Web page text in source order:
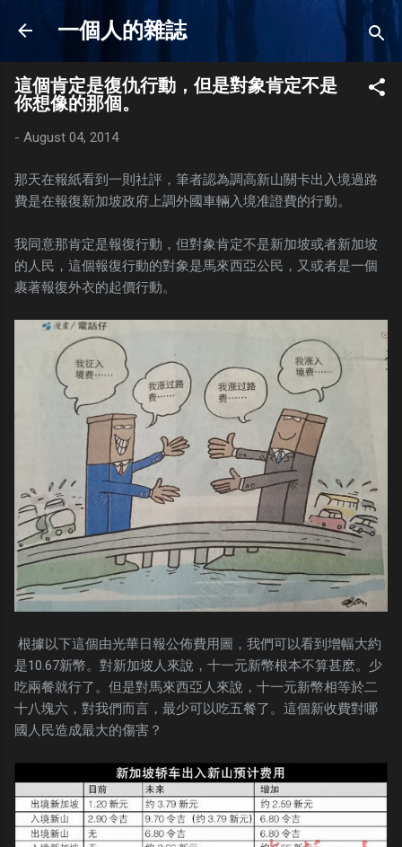
Skip to main content
一個人的雜誌
這個肯定是復仇行動，但是對象肯定不是
你想像的那個。
- August 04, 2014
那天在報紙看到一則社評，筆者認為調高新山關卡出入境過路
費是在報復新加坡政府上調外國車輛入境准證費的行動。
我同意那肯定是報復行動，但對象肯定不是新加坡或者新加坡
的人民，這個報復行動的對象是馬來西亞公民，又或者是一個
裹著報復外衣的起價行動。
根據以下這個由光華日報公佈費用圖，我們可以看到增幅大約
是10.67新幣。對新加坡人來說，十一元新幣根本不算甚麽。少
吃兩餐就行了。但是對馬來西亞人來說，十一元新幣相等於二
十八塊六，對我們而言，最少可以吃五餐了。這個新收費對哪
國人民造成最大的傷害？